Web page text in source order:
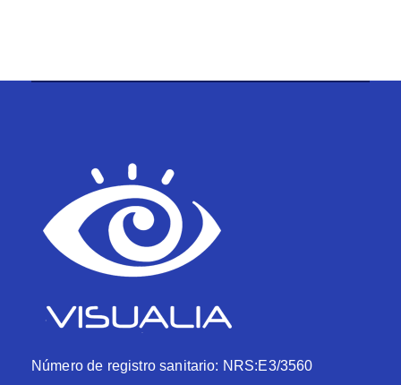
Número de registro sanitario: NRS:E3/3560